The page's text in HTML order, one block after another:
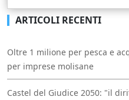
ARTICOLI RECENTI
Oltre 1 milione per pesca e
per imprese molisane
Castel del Giudice 2050: "il